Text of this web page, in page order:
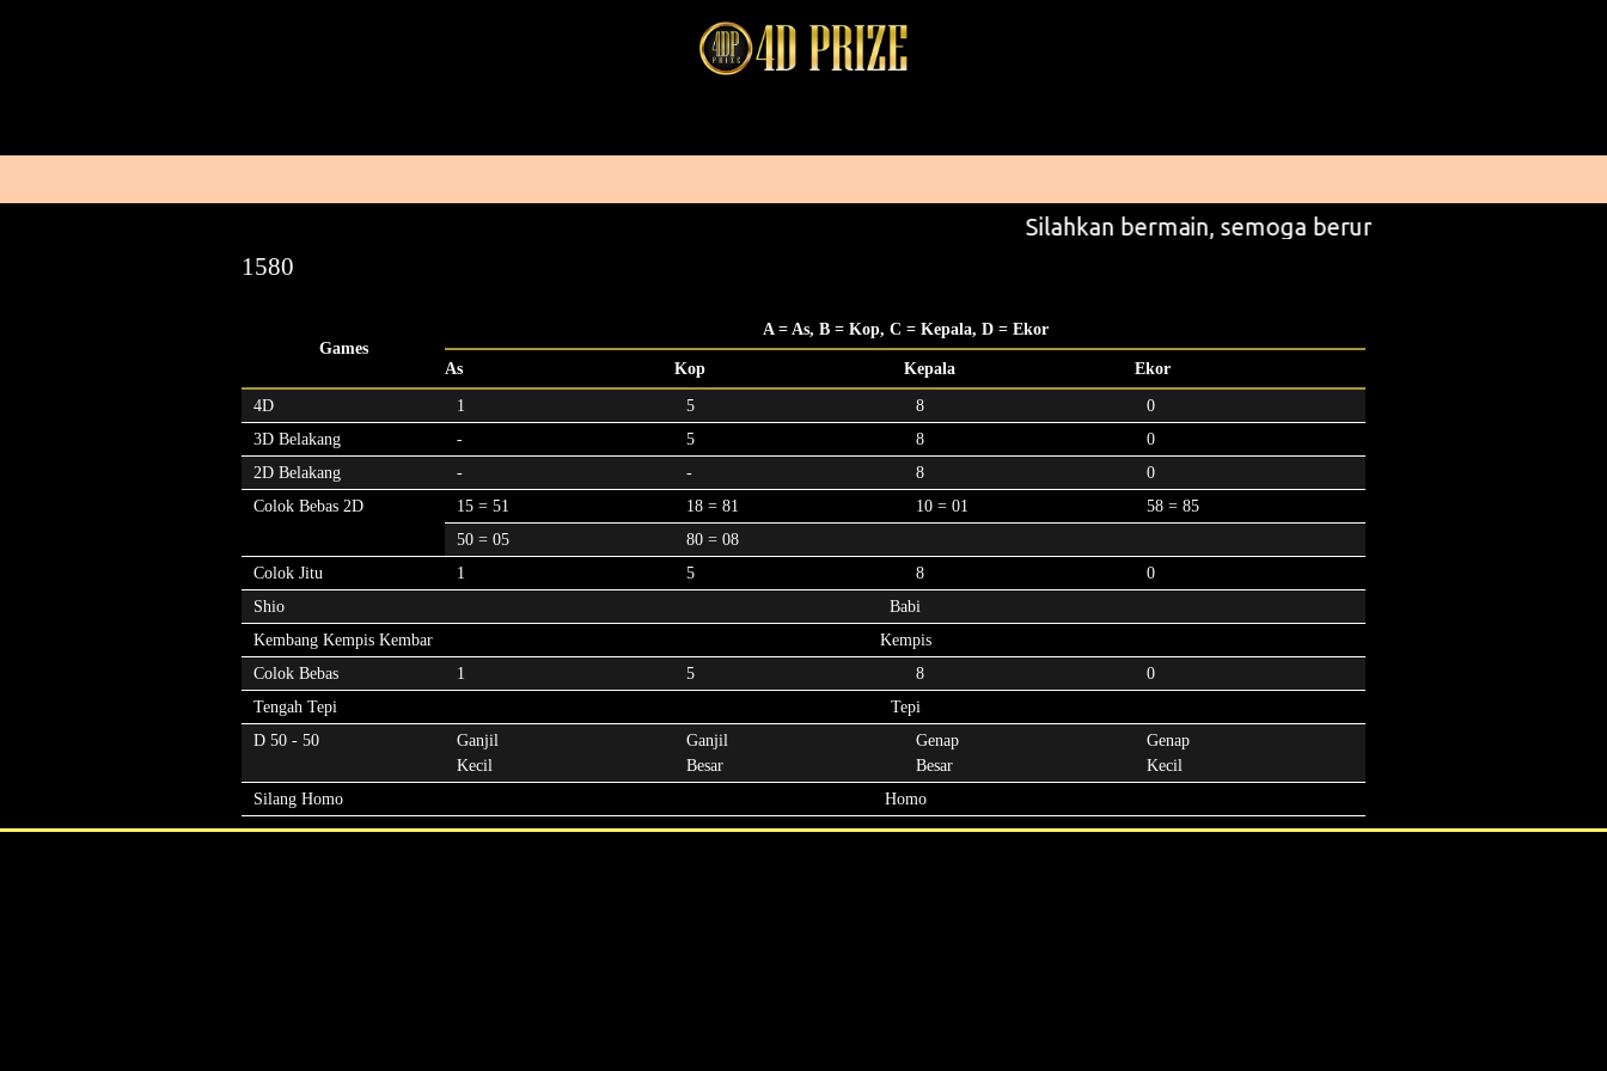
Silahkan bermain, semoga beruntung
1580
Games
A = As, B = Kop, C = Kepala, D = Ekor
As Kop Kepala Ekor
4D 1 5 8
0
3D Belakang
- 5 8
0
2D Belakang
- - 8
0
Colok Bebas 2D
15 = 51 18 = 81 10 = 01
58 = 85
50 = 05
80 = 08
Colok Jitu
1 5 8
0
Shio
Babi
Kembang Kempis Kembar
Kempis
Colok Bebas
1 5 8
0
Tengah Tepi
Tepi
D 50 - 50
Ganjil
Kecil
Ganjil
Besar
Genap
Besar
Genap
Kecil
Silang Homo
Homo